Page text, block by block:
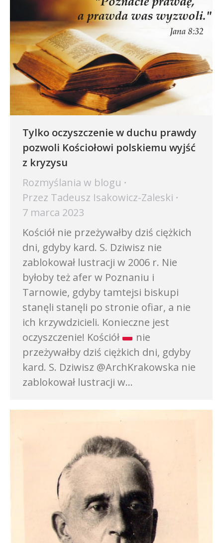
Tylko oczyszczenie w duchu prawdy
pozwoli Kościołowi polskiemu wyjść
z kryzysu
Rozmyślania w blogu
Przez Tadeusz Isakowicz-Zaleski
7 marca 2023
Kościół nie przeżywałby dziś ciężkich
dni, gdyby kard. S. Dziwisz nie
zablokował lustracji w 2006 r. Nie
byłoby też afer w Poznaniu i
Tarnowie, gdyby tamtejsi biskupi
stanęli stanęli po stronie ofiar, a nie
ich krzywdzicieli. Konieczne jest
oczyszczenie! Kościół
nie
przeżywałby dziś ciężkich dni, gdyby
kard. S. Dziwisz @ArchKrakowska nie
zablokował lustracji w…